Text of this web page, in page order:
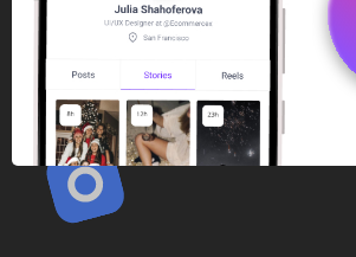
Перейти к боту